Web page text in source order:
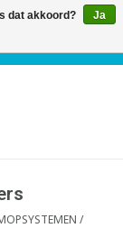
/
dat akkoord?
Ja